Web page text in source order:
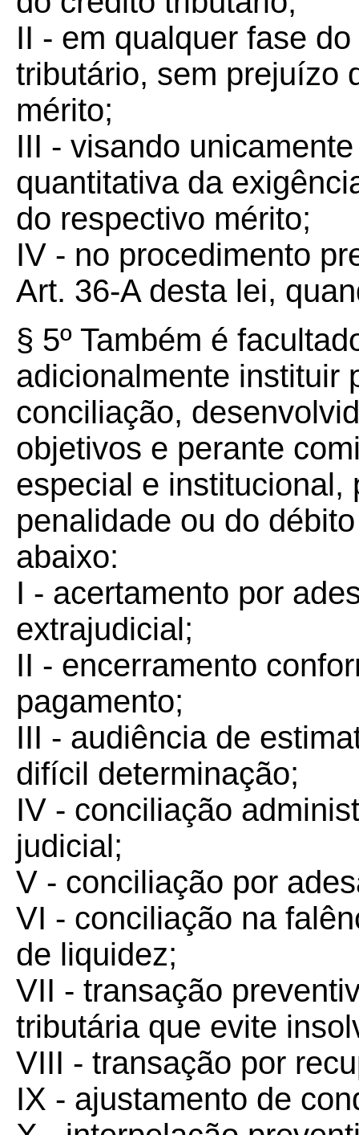
II - em qualquer fase
tributário, sem prejuízo
mérito;
III - visando
quantitativa da
do respectivo mérito;
IV - no procedimento
Art. 36-A desta lei,
§ 5º Também é
adicionalmente instituir
conciliação,
objetivos e perante
especial e institucional,
penalidade ou do
abaixo:
I - acertamento por
extrajudicial;
II - encerramento
pagamento;
III - audiência de
difícil determinação;
IV - conciliação
judicial;
V - conciliação por
VI - conciliação na
de liquidez;
VII - transação
tributária que evite
VIII - transação por
IX - ajustamento de